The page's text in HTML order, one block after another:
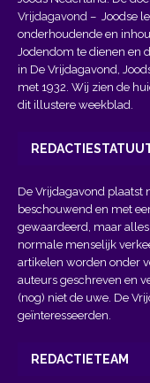
Vrijdagavond – Joodse
onderhoudende en
Jodendom te dienen en
in De Vrijdagavond,
met 1932. Wij zien de
dit illustere weekblad.
De Vrijdagavond plaatst
beschouwend en met
gewaardeerd, maar
normale menselijk
artikelen worden onder
auteurs geschreven en
(nog) niet de uwe. De
geïnteresseerden.
REDACTIETEAM